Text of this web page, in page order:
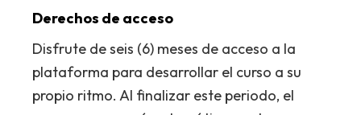
Derechos de acceso
Disfrute de seis (6) meses de acceso a la
plataforma para desarrollar el curso a su
propio ritmo. Al finalizar este periodo, el